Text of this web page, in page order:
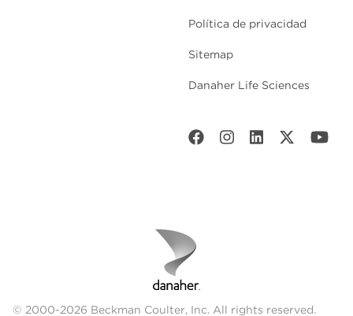
Política de privacidad
Sitemap
Danaher Life Sciences
© 2000-2026 Beckman Coulter, Inc. All rights reserved.